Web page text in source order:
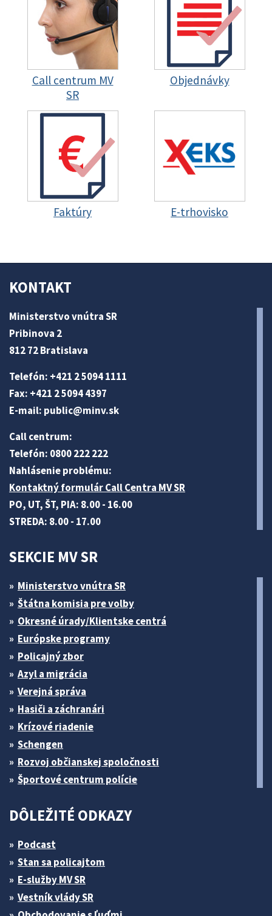
Call centrum MV
SR
Objednávky
Faktúry E-trhovisko
KONTAKT
Ministerstvo vnútra SR
Pribinova 2
812 72 Bratislava
Telefón: +421 2 5094 1111
Fax: +421 2 5094 4397
E-mail: public@minv.sk
Call centrum:
Telefón: 0800 222 222
Nahlásenie problému:
Kontaktný formulár Call Centra MV SR
PO, UT, ŠT, PIA: 8.00 - 16.00
STREDA: 8.00 - 17.00
SEKCIE MV SR
Ministerstvo vnútra SR
Štátna komisia pre volby
Okresné úrady/Klientske centrá
Európske programy
Policajný zbor
Azyl a migrácia
Verejná správa
Hasiči a záchranári
Krízové riadenie
Schengen
Rozvoj občianskej spoločnosti
Športové centrum polície
DÔLEŽITÉ ODKAZY
Podcast
Stan sa policajtom
E-služby MV SR
Vestník vlády SR